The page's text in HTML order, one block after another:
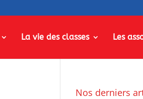
La vie des classes Les
Nos derniers